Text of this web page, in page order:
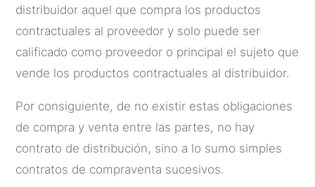
distribuidor aquel que compra los productos
contractuales al proveedor y solo puede ser
calificado como proveedor o principal el sujeto que
vende los productos contractuales al distribuidor.
Por consiguiente, de no existir estas obligaciones
de compra y venta entre las partes, no hay
contrato de distribución, sino a lo sumo simples
contratos de compraventa sucesivos.